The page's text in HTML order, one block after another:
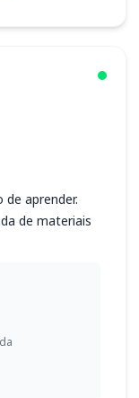
aprender.
de materiais